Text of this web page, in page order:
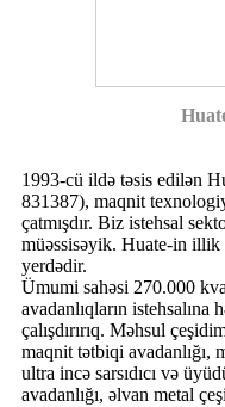
1993-cü ildə təsis edilən
831387), maqnit
çatmışdır. Biz istehsal
müəssisəyik. Huate-in illik
yerdədir.
Ümumi sahəsi 270.000
avadanlıqların
çalışdırırıq. Məhsul
maqnit tətbiqi avadanlığı,
ultra incə sarsıdıcı və
avadanlığı, əlvan metal